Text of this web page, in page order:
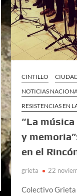
CINTILLO
NOTICIAS
RESISTENCIAS EN
“La
y
en el
grieta 22
Colectivo Grieta